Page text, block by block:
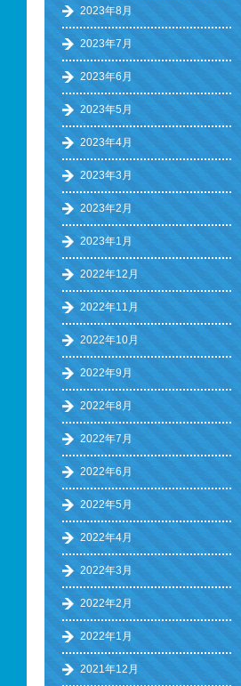
2023年8月
2023年7月
2023年6月
2023年5月
2023年4月
2023年3月
2023年2月
2023年1月
2022年12月
2022年11月
2022年10月
2022年9月
2022年8月
2022年7月
2022年6月
2022年5月
2022年4月
2022年3月
2022年2月
2022年1月
2021年12月